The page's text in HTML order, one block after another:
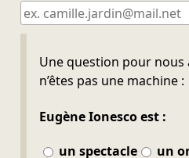
Une question pour nous
n’êtes pas une machine :
Eugène Ionesco est :
un spectacle
un
Ne pas remplir